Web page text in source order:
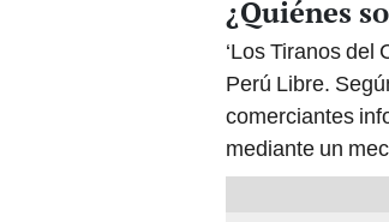
¿Quiénes
‘Los Tiranos del
Perú Libre.
comerciantes
mediante un